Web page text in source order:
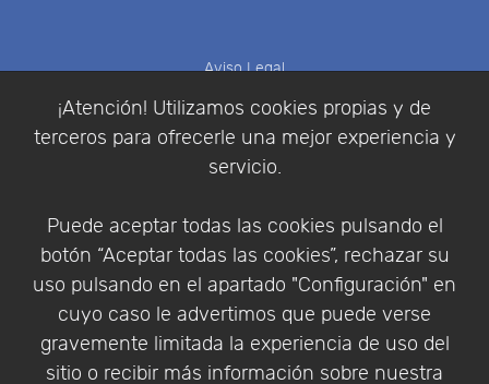
¡Atención! Utilizamos cookies propias y de
terceros para ofrecerle una mejor experiencia y
servicio.
Puede aceptar todas las cookies pulsando el
botón “Aceptar todas las cookies”, rechazar su
uso pulsando en el apartado "Configuración" en
cuyo caso le advertimos que puede verse
gravemente limitada la experiencia de uso del
sitio o recibir más información sobre nuestra
Aviso Legal
Política de Privacidad
Condiciones de compra
Identificarse
Empresa|Aviso Legal| Política de Privacidad |
Política de Cookies